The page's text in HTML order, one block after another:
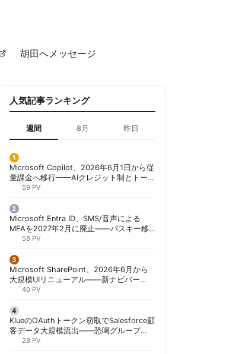
胡田へメッセージ
人気記事ランキング
週間 8月 昨日
Microsoft Copilot、2026年6月1日から従
量課金へ移行——AIクレジット制とトーク
ンコストで「メーターショック」を回避
59 PV
Microsoft Entra ID、SMS/音声による
MFAを2027年2月に廃止——パスキー移
行が既定に | 胡田昌彦
58 PV
Microsoft SharePoint、2026年6月から
大規模UIリニューアル——新ナビバー
「Discover/Publish/Build」とAI機能を段
40 PV
KlueのOAuthトークン窃取でSalesforce顧
客データ大規模流出——恐喝グループ
「Icarus」が犯行声明 | 胡田昌彦
28 PV